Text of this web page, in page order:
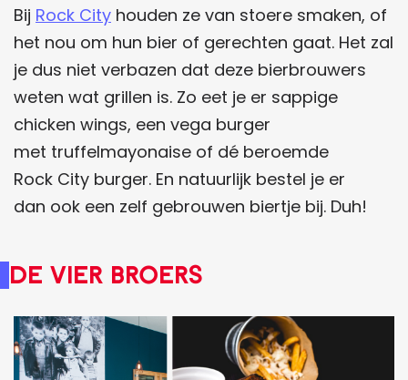
Bij Rock City houden ze van stoere smaken, of
het nou om hun bier of gerechten gaat. Het zal
je dus niet verbazen dat deze bierbrouwers
weten wat grillen is. Zo eet je er sappige
chicken wings, een vega burger
met truffelmayonaise of dé beroemde
Rock City burger. En natuurlijk bestel je er
dan ook een zelf gebrouwen biertje bij. Duh!
De Vier Broers